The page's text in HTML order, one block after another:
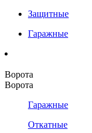
Защитные
Гаражные
Ворота
Ворота
Гаражные
Откатные